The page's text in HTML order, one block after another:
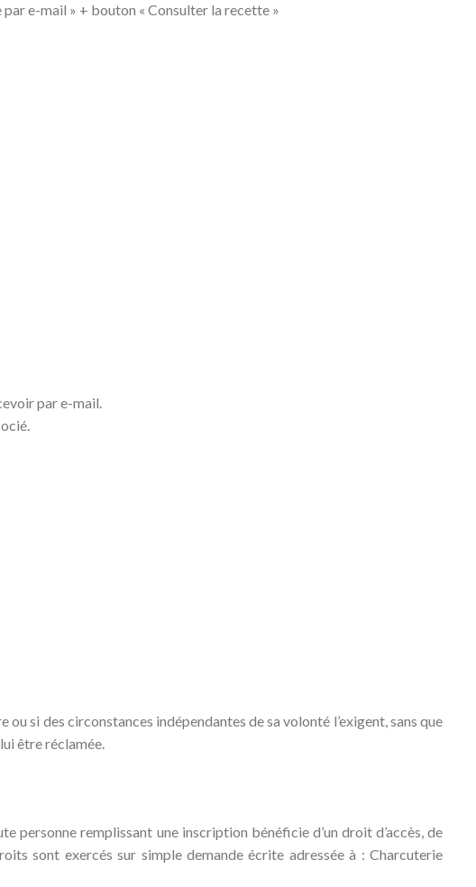
e-mail » + bouton « Consulter la recette »
par e-mail.
si des circonstances indépendantes de sa volonté l’exigent, sans que
être réclamée.
remplissant une inscription bénéficie d’un droit d’accès, de
sont exercés sur simple demande écrite adressée à : Charcuterie